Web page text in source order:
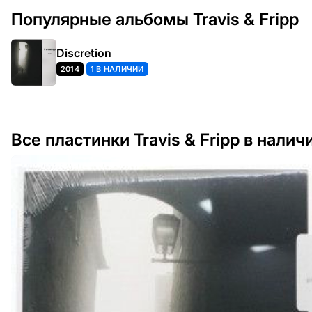
Популярные альбомы Travis & Fripp
Discretion
2014 1 В НАЛИЧИИ
Все пластинки Travis & Fripp в